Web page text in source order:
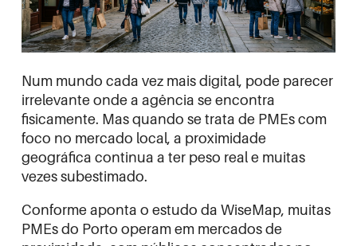
Num mundo cada vez mais digital, pode parecer
irrelevante onde a agência se encontra
fisicamente. Mas quando se trata de PMEs com
foco no mercado local, a proximidade
geográfica continua a ter peso real e muitas
vezes subestimado.
Conforme aponta o estudo da WiseMap, muitas
PMEs do Porto operam em mercados de